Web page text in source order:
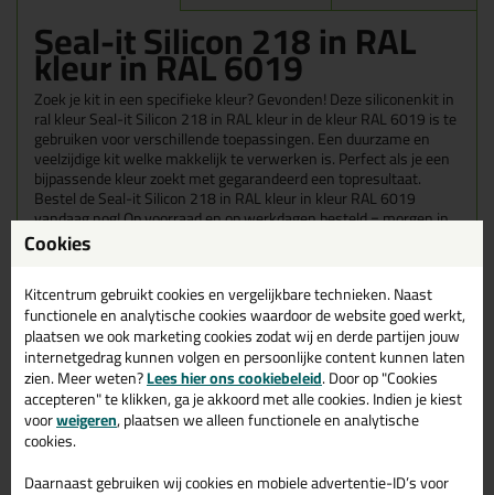
Seal-it Silicon 218 in RAL
kleur in RAL 6019
Zoek je kit in een specifieke kleur? Gevonden! Deze siliconenkit in
ral kleur Seal-it Silicon 218 in RAL kleur in de kleur RAL 6019 is te
gebruiken voor verschillende toepassingen. Een duurzame en
veelzijdige kit welke makkelijk te verwerken is. Perfect als je een
bijpassende kleur zoekt met gegarandeerd een topresultaat.
Bestel de Seal-it Silicon 218 in RAL kleur in kleur RAL 6019
vandaag nog! Op voorraad en op werkdagen besteld = morgen in
huis.
product?Lees alles over dit product >
Tips & tricks voor Seal-it Silicon 218
in RAL kleur
In de volgende blogs wordt dit product gebruikt:
Welke kit heb ik nodig voor mijn badkamer?
Cookies
Kitcentrum gebruikt cookies en vergelijkbare technieken. Naast
functionele en analytische cookies waardoor de website goed werkt,
plaatsen we ook marketing cookies zodat wij en derde partijen jouw
internetgedrag kunnen volgen en persoonlijke content kunnen laten
zien. Meer weten?Lees hier ons cookiebeleid. Door op "Cookies
accepteren" te klikken, ga je akkoord met alle cookies. Indien je kiest
voorweigeren, plaatsen we alleen functionele en analytische
cookies.
Daarnaast gebruiken wij cookies en mobiele advertentie-ID’s voor